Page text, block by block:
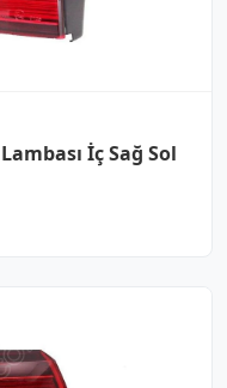
İç Sağ Sol